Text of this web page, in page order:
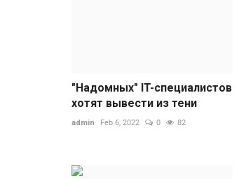
"Надомных" IT-специалистов
хотят вывести из тени
admin Feb 6, 2022 0 82